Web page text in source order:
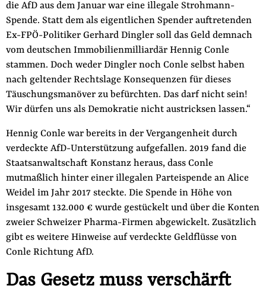
der
Website
FacebookMastodon
BlueskyInstagram
YoutubeLinkedIn
Feed
die AfD aus dem Januar war eine illegale Strohmann-
Spende. Statt dem als eigentlichen Spender auftretenden
Ex-FPÖ-Politiker Gerhard Dingler soll das Geld demnach
vom deutschen Immobilienmilliardär Hennig Conle
stammen. Doch weder Dingler noch Conle selbst haben
nach geltender Rechtslage Konsequenzen für dieses
Täuschungsmanöver zu befürchten. Das darf nicht sein!
Wir dürfen uns als Demokratie nicht austricksen lassen.“
Hennig Conle war bereits in der Vergangenheit durch
verdeckte AfD-Unterstützung aufgefallen. 2019 fand die
Staatsanwaltschaft Konstanz heraus, dass Conle
mutmaßlich hinter einer illegalen Parteispende an Alice
Weidel im Jahr 2017 steckte. Die Spende in Höhe von
insgesamt 132.000 € wurde gestückelt und über die Konten
zweier Schweizer Pharma-Firmen abgewickelt. Zusätzlich
gibt es weitere Hinweise auf verdeckte Geldflüsse von
Conle Richtung AfD.
Das Gesetz muss verschärft